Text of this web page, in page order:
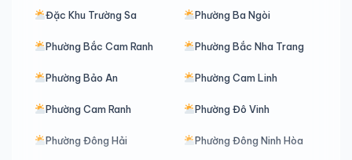
Đặc Khu Trường Sa Phường Ba Ngòi
Phường Bắc Cam Ranh Phường Bắc Nha Trang
Phường Bảo An Phường Cam Linh
Phường Cam Ranh Phường Đô Vinh
Phường Đông Hải Phường Đông Ninh Hòa